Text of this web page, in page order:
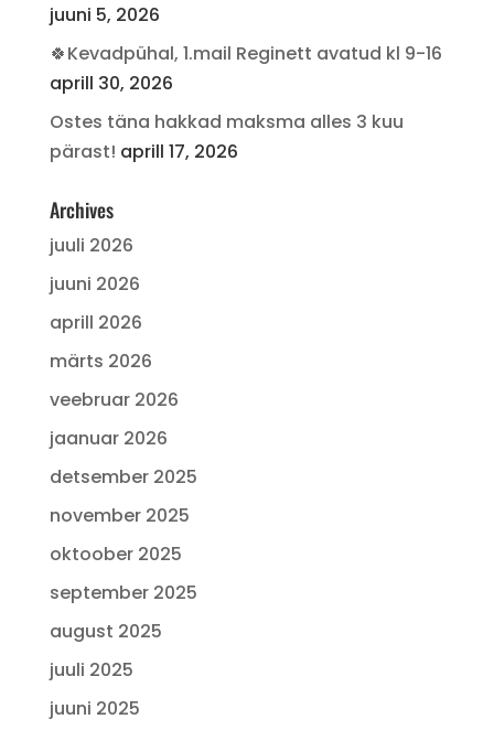
juuni 5, 2026
🍀Kevadpühal, 1.mail Reginett avatud kl 9-16
aprill 30, 2026
Ostes täna hakkad maksma alles 3 kuu
pärast! aprill 17, 2026
Archives
juuli 2026
juuni 2026
aprill 2026
märts 2026
veebruar 2026
jaanuar 2026
detsember 2025
november 2025
oktoober 2025
september 2025
august 2025
juuli 2025
juuni 2025